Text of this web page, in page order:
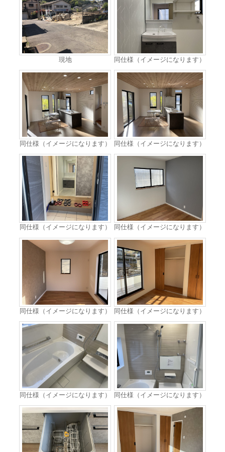
現地 同仕様（イメージになります）
同仕様（イメージになります） 同仕様（イメージになります）
同仕様（イメージになります） 同仕様（イメージになります）
同仕様（イメージになります） 同仕様（イメージになります）
同仕様（イメージになります） 同仕様（イメージになります）